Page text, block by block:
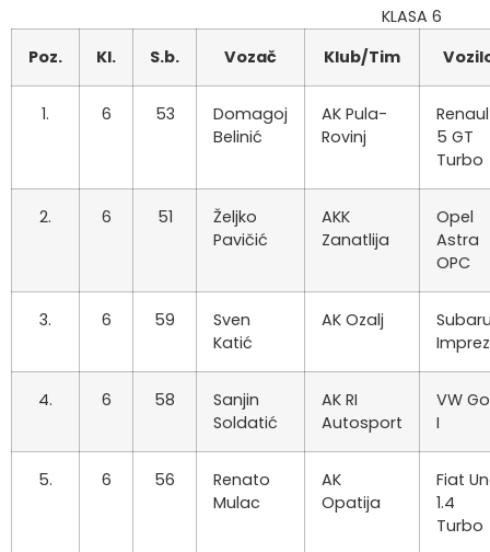
KLASA 6
Poz.
Kl. S.b. Vozač Klub/Tim
1. 6 53
Domagoj
Belinić
AK Pula-
Rovinj
5 GT
Turbo
2. 6 51
Željko
Pavičić
AKK
Zanatlija
Opel
Astra
OPC
3. 6 59
Sven
Katić
AK Ozalj
4. 6 58
Sanjin
Soldatić
AK RI
Autosport
VW
I
5. 6 56
Renato
Mulac
AK
Opatija
Fiat
1.4
Turbo